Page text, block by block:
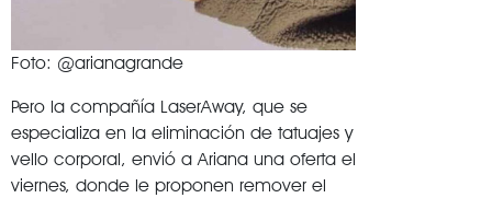
Foto: @arianagrande
Pero la compañía LaserAway, que se
especializa en la eliminación de tatuajes y
vello corporal, envió a Ariana una oferta el
viernes, donde le proponen remover el